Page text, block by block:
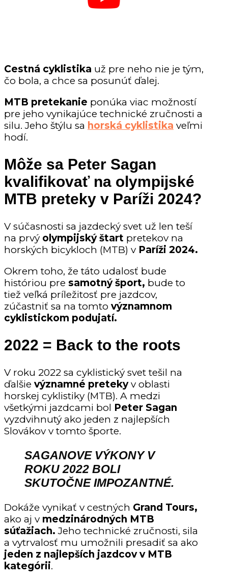
Cestná cyklistika už pre neho nie je tým,
čo bola, a chce sa posunúť ďalej.
MTB pretekanie ponúka viac možností
pre jeho vynikajúce technické zručnosti a
silu. Jeho štýlu sa horská cyklistika veľmi
hodí.
Môže sa Peter Sagan
kvalifikovať na olympijské
MTB preteky v Paríži 2024?
V súčasnosti sa jazdecký svet už len teší
na prvý olympijský štart pretekov na
horských bicykloch (MTB) v Paríži 2024.
Okrem toho, že táto udalosť bude
históriou pre samotný šport, bude to
tiež veľká príležitosť pre jazdcov,
zúčastniť sa na tomto významnom
cyklistickom podujatí.
2022 = Back to the roots
V roku 2022 sa cyklistický svet tešil na
ďalšie významné pretekyv oblasti
horskej cyklistiky (MTB). A medzi
všetkými jazdcami bol Peter Sagan
vyzdvihnutý ako jeden z najlepších
Slovákov v tomto športe.
SAGANOVE VÝKONY V
ROKU 2022 BOLI
SKUTOČNE IMPOZANTNÉ.
Dokáže vynikať v cestných Grand Tours,
ako aj v medzinárodných MTB
súťažiach. Jeho technické zručnosti, sila
a vytrvalosť mu umožnili presadiť sa ako
jeden z najlepších jazdcov v MTB
kategórii.